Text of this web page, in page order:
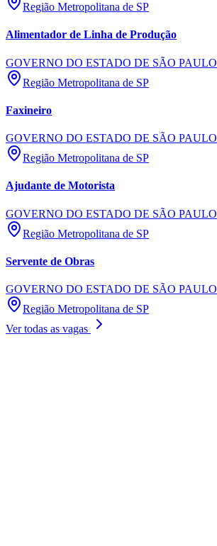
Região Metropolitana de SP
Alimentador de Linha de Produção
GOVERNO DO ESTADO DE SÃO PAULO
Região Metropolitana de SP
Faxineiro
GOVERNO DO ESTADO DE SÃO PAULO
Região Metropolitana de SP
Ajudante de Motorista
GOVERNO DO ESTADO DE SÃO PAULO
Região Metropolitana de SP
Servente de Obras
GOVERNO DO ESTADO DE SÃO PAULO
Região Metropolitana de SP
Ver todas as vagas